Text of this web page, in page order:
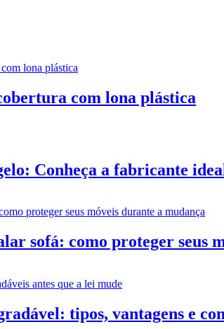
com lona plástica
Conheça a fabricante
sofá: como proteger seus
tipos, vantagens e